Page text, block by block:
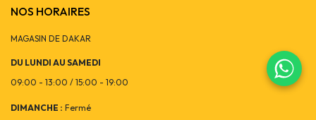
NOS HORAIRES
MAGASIN DE DAKAR
DU LUNDI AU SAMEDI
09:00 - 13:00 / 15:00 - 19:00
DIMANCHE : Fermé